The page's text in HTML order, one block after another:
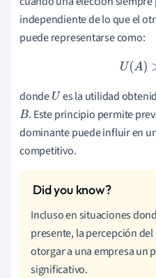
independiente de lo que el
puede representarse como:
U(A )
dondeU es la utilidad
B . Este principio permite
dominante puede influir en
competitivo.
Incluso en situaciones
presente, la percepción
otorgar a una empresa un
significativo.